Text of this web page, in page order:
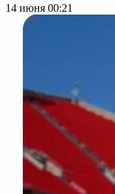
14 июня 00:21